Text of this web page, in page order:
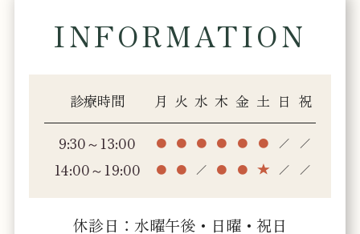
INFORMATION
診療時間 月 火 水 木 金 土 日 祝
9:30～13:00 ● ● ● ● ● ● ／ ／
14:00～19:00 ● ● ／ ● ● ／ ／
休診日：水曜午後・日曜・祝日